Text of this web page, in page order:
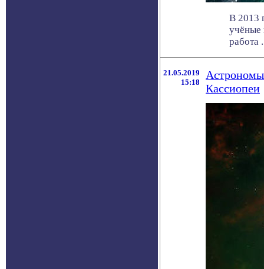
В 2013
учёные
работа
21.05.2019
15:18
Кассиопеи